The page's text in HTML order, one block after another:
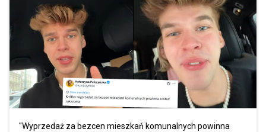
"Wyprzedaż za bezcen mieszkań komunalnych powinna